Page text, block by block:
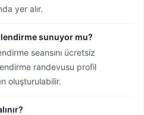
yer alır.
sunuyor mu?
seansını ücretsiz
randevusu profil
oluşturulabilir.